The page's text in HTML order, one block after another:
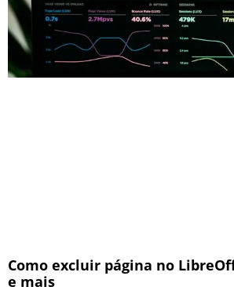
Como excluir página no
e mais